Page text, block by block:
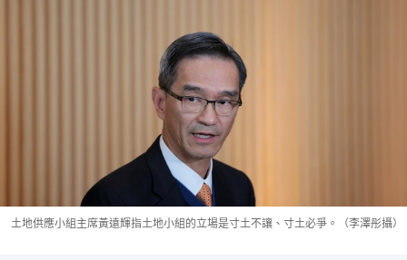
土地供應小組主席黃遠輝指土地小組的立場是寸土不讓、寸土必爭。（李澤彤攝）